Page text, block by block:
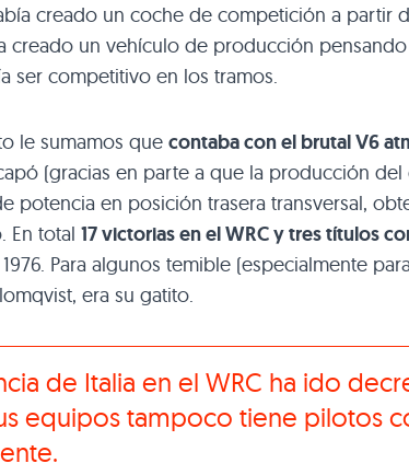
creado un coche de competición a partir
creado un vehículo de producción
ser competitivo en los tramos.
le sumamos que contaba con el brutal V6
(gracias en parte a que la producción
potencia en posición trasera transversal,
En total 17 victorias en el WRC y tres títulos
Para algunos temible (especialmente
era su gatito.
de Italia en el WRC ha ido
equipos tampoco tiene pilotos